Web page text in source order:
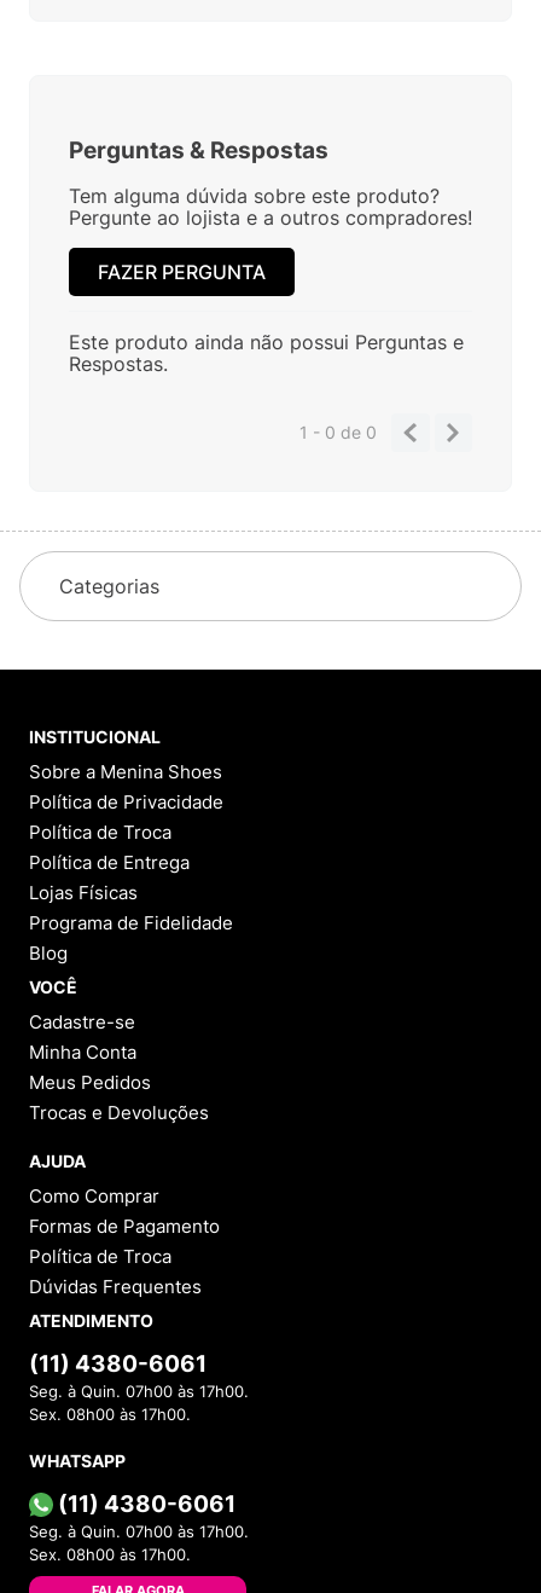
Perguntas & Respostas
Tem alguma dúvida sobre este produto?
Pergunte ao lojista e a outros compradores!
FAZER PERGUNTA
Este produto ainda não possui Perguntas e
Respostas.
1 - 0de 0
Categorias
INSTITUCIONAL
Sobre a Menina Shoes
Política de Privacidade
Política de Troca
Política de Entrega
Lojas Físicas
Programa de Fidelidade
Blog
VOCÊ
Cadastre-se
Minha Conta
Meus Pedidos
Trocas e Devoluções
AJUDA
Como Comprar
Formas de Pagamento
Política de Troca
Dúvidas Frequentes
ATENDIMENTO
(11) 4380-6061
Seg. à Quin. 07h00 às 17h00.
Sex. 08h00 às 17h00.
WHATSAPP
(11) 4380-6061
Seg. à Quin. 07h00 às 17h00.
Sex. 08h00 às 17h00.